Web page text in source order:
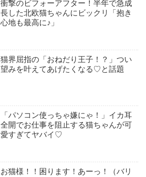
衝撃のビフォーアフター！半年で急成
長した北欧猫ちゃんにビックリ「抱き
心地も最高に♪」
猫界屈指の「おねだり王子！？」つい
望みを叶えてあげたくなる♡と話題
「パソコン使っちゃ嫌にゃ！」イカ耳
全開でお仕事を阻止する猫ちゃんが可
愛すぎてヤバイ♡
お猫様！！困ります！あーっ！（バリ